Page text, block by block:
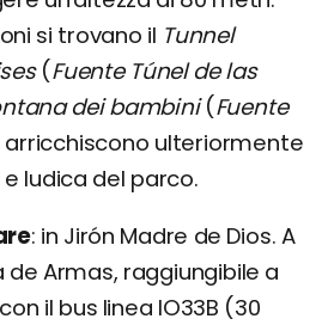
si trovano il Tunnel
(Fuente Túnel de las
dei bambini(Fuente
arricchiscono ulteriormente
ludica del parco.
in Jirón Madre de Dios. A
de Armas, raggiungibile a
il bus linea IO33B (30